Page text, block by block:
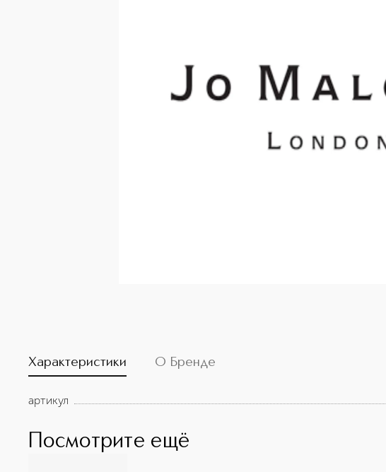
Характеристики О Бренде
артикул
Посмотрите ещё